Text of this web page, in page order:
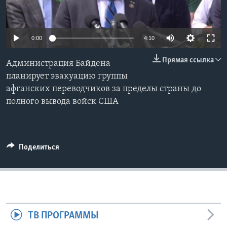
Learning English
Языки
0:00 4:10
Прямая ссылка
Администрация Байдена
планирует эвакуацию группы
афганских переводчиков за пределы страны до
полного вывода войск США
Поделиться
ТВ ПРОГРАММЫ